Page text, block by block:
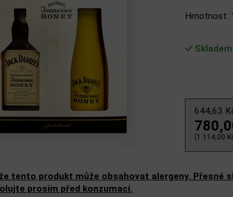
Hmotnost:
Skladem
644,63
(1 114,00
tento produkt může obsahovat alergeny. Přesné
prosím před konzumací.